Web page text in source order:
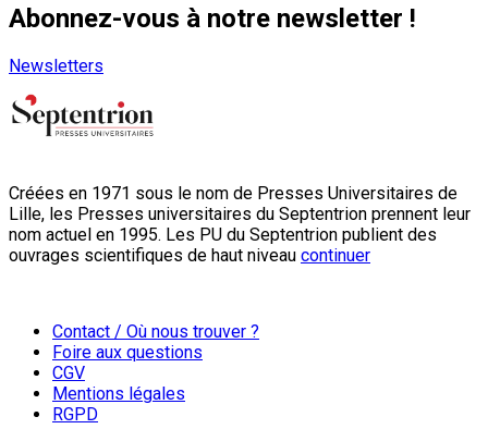
Abonnez-vous à notre newsletter !
Newsletters
Créées en 1971 sous le nom de Presses Universitaires de
Lille, les Presses universitaires du Septentrion prennent leur
nom actuel en 1995. Les PU du Septentrion publient des
ouvrages scientifiques de haut niveau continuer
Contact / Où nous trouver ?
Foire aux questions
CGV
Mentions légales
RGPD